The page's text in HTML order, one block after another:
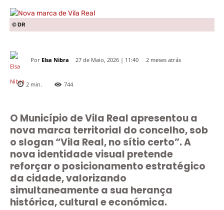
© DR
Por Elsa Nibra 27 de Maio, 2026 | 11:40 2 meses atrás
2 min. 744
O Município de Vila Real apresentou a
nova marca territorial do concelho, sob
o slogan “Vila Real, no sítio certo”. A
nova identidade visual pretende
reforçar o posicionamento estratégico
da cidade, valorizando
simultaneamente a sua herança
histórica, cultural e económica.